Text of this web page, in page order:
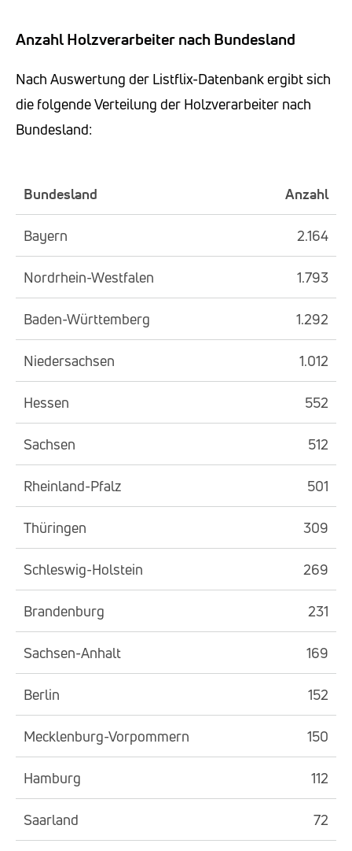
Anzahl Holzverarbeiter nach Bundesland
Nach Auswertung der Listflix-Datenbank ergibt sich
die folgende Verteilung der Holzverarbeiter nach
Bundesland:
Bundesland Anzahl
Bayern 2.164
Nordrhein-Westfalen 1.793
Baden-Württemberg 1.292
Niedersachsen 1.012
Hessen 552
Sachsen 512
Rheinland-Pfalz 501
Thüringen 309
Schleswig-Holstein 269
Brandenburg 231
Sachsen-Anhalt 169
Berlin 152
Mecklenburg-Vorpommern 150
Hamburg 112
Saarland 72